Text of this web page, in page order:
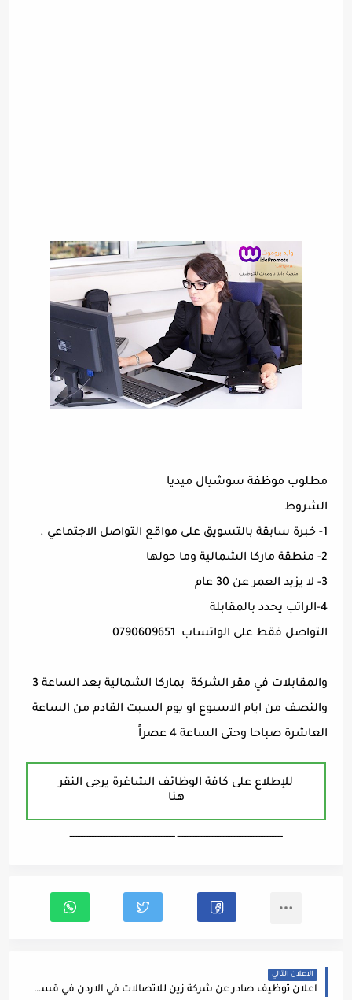
مطلوب موظفة سوشيال ميديا
الشروط
1- خبرة سابقة بالتسويق على مواقع التواصل الاجتماعي .
2- منطقة ماركا الشمالية وما حولها
3- لا يزيد العمر عن 30 عام
4-الراتب يحدد بالمقابلة
التواصل فقط على الواتساب 0790609651
والمقابلات في مقر الشركة بماركا الشمالية بعد الساعة 3
والنصف من ايام الاسبوع او يوم السبت القادم من الساعة
العاشرة صباحا وحتى الساعة 4 عصراً
للإطلاع على كافة الوظائف الشاغرة يرجى النقر
هنا
ـــــــــــــــــــــــــــــــــــــــــــــــــــــــــــــــــــ ـــــــــــــــــــــــــــــــــــــــــــــــــــــــــــــــــــ
الاعلان التالي
اعلان توظيف صادر عن شركة زين للاتصالات في الاردن في قسم السلامة العامة